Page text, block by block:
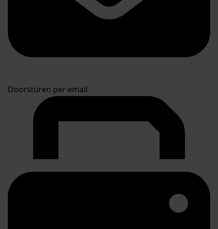
Doorsturen per email